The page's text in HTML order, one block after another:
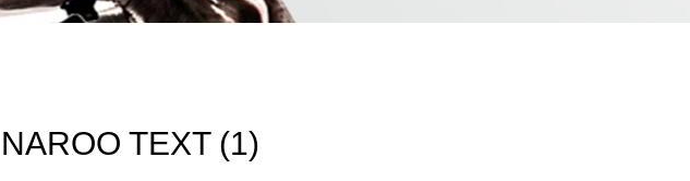
NAROO TEXT (1)